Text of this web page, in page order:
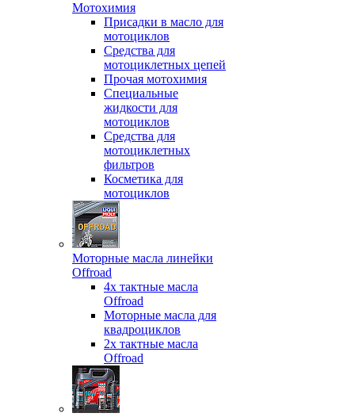
Мотохимия
Присадки в масло для
мотоциклов
Средства для
мотоциклетных цепей
Прочая мотохимия
Специальные
жидкости для
мотоциклов
Средства для
мотоциклетных
фильтров
Косметика для
мотоциклов
Моторные масла линейки
Offroad
4х тактные масла
Offroad
Моторные масла для
квадроциклов
2х тактные масла
Offroad